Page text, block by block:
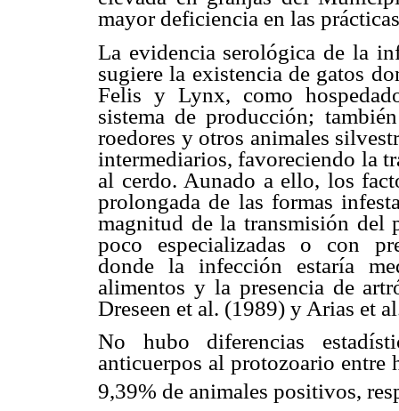
mayor deficiencia en las
La evidencia serológica de la
sugiere la existencia de gatos
Felis y Lynx, como
sistema de producción;
roedores y otros animales
intermediarios, favoreciendo la
al cerdo. Aunado a ello, los
prolongada de las formas
magnitud de la transmisión del
poco especializadas o con
donde la infección estaría
alimentos y la presencia de
Dreseen et al. (1989) y Arias et
No hubo diferencias
anticuerpos al protozoario entre
9,39% de animales positivos,